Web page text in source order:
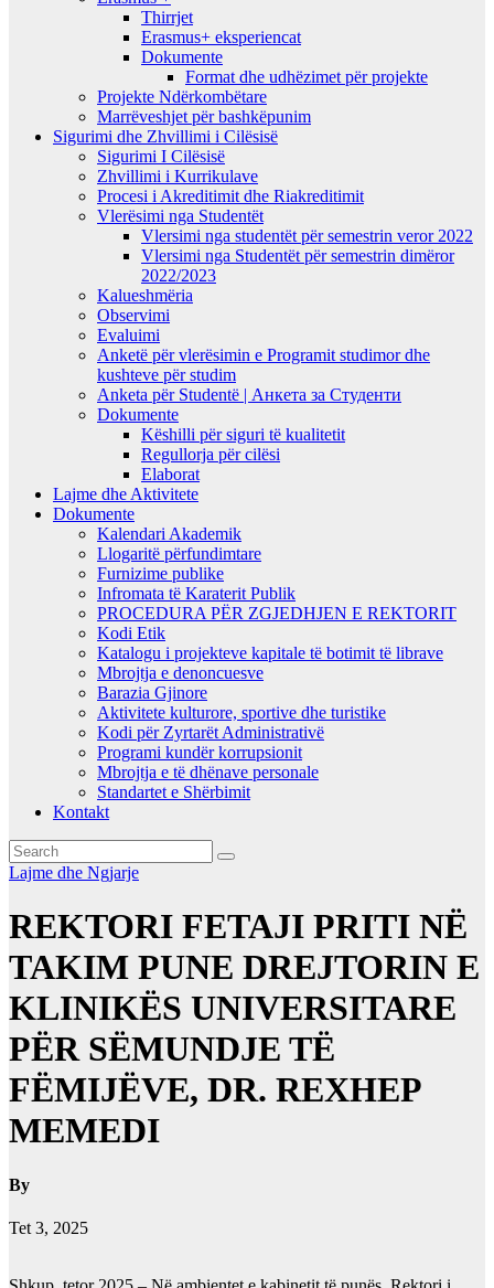
Thirrjet
Erasmus+ eksperiencat
Dokumente
Format dhe udhëzimet për projekte
Projekte Ndërkombëtare
Marrëveshjet për bashkëpunim
Sigurimi dhe Zhvillimi i Cilësisë
Sigurimi I Cilësisë
Zhvillimi i Kurrikulave
Procesi i Akreditimit dhe Riakreditimit
Vlerësimi nga Studentët
Vlersimi nga studentët për semestrin veror 2022
Vlersimi nga Studentët për semestrin dimëror
2022/2023
Kalueshmëria
Observimi
Evaluimi
Anketë për vlerësimin e Programit studimor dhe
kushteve për studim
Anketa për Studentë | Анкета за Студенти
Dokumente
Këshilli për siguri të kualitetit
Regullorja për cilësi
Elaborat
Lajme dhe Aktivitete
Dokumente
Kalendari Akademik
Llogaritë përfundimtare
Furnizime publike
Infromata të Karaterit Publik
PROCEDURA PËR ZGJEDHJEN E REKTORIT
Kodi Etik
Katalogu i projekteve kapitale të botimit të librave
Mbrojtja e denoncuesve
Barazia Gjinore
Aktivitete kulturore, sportive dhe turistike
Kodi për Zyrtarët Administrativë
Programi kundër korrupsionit
Mbrojtja e të dhënave personale
Standartet e Shërbimit
Kontakt
Lajme dhe Ngjarje
REKTORI FETAJI PRITI NË
TAKIM PUNE DREJTORIN E
KLINIKËS UNIVERSITARE
PËR SËMUNDJE TË
FËMIJËVE, DR. REXHEP
MEMEDI
By
Tet 3, 2025